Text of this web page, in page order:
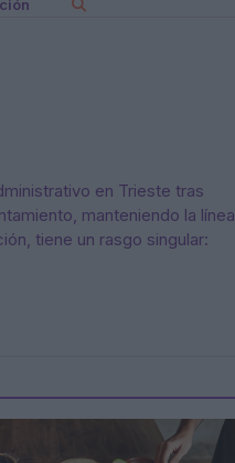
en Trieste tras
manteniendo la línea
tiene un rasgo singular: